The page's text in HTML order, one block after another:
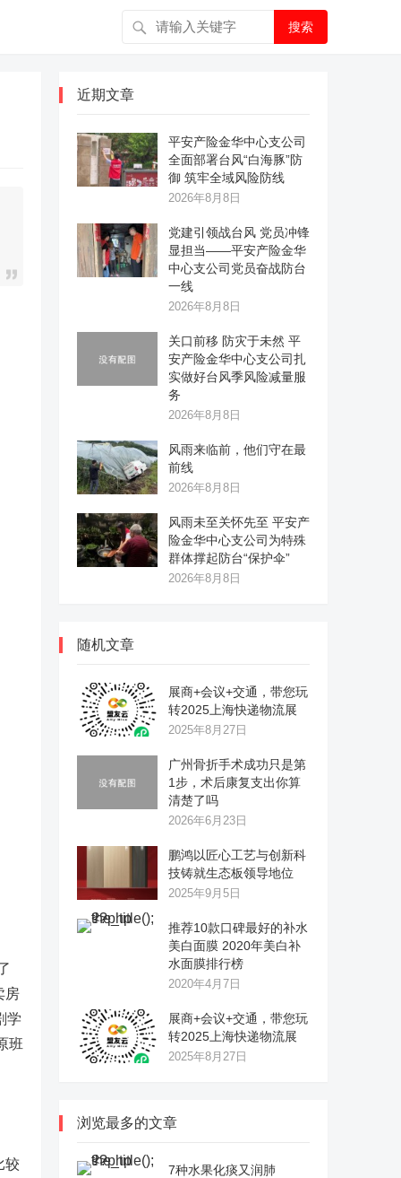
搜索
房
学
班
较
近期文章
平安产险金华中心支公司
全面部署台风“白海豚”防
御 筑牢全域风险防线
2026年8月8日
党建引领战台风 党员冲锋
显担当——平安产险金华
中心支公司党员奋战防台
一线
2026年8月8日
关口前移 防灾于未然 平
安产险金华中心支公司扎
实做好台风季风险减量服
务
2026年8月8日
风雨来临前，他们守在最
前线
2026年8月8日
风雨未至关怀先至 平安产
险金华中心支公司为特殊
群体撑起防台“保护伞”
2026年8月8日
随机文章
展商+会议+交通，带您玩
转2025上海快递物流展
2025年8月27日
广州骨折手术成功只是第
1步，术后康复支出你算
清楚了吗
2026年6月23日
鹏鸿以匠心工艺与创新科
技铸就生态板领导地位
2025年9月5日
推荐10款口碑最好的补水
美白面膜 2020年美白补
水面膜排行榜
2020年4月7日
展商+会议+交通，带您玩
转2025上海快递物流展
2025年8月27日
浏览最多的文章
7种水果化痰又润肺